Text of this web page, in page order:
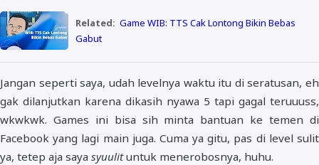
Related: Game WIB: TTS Cak Lontong Bikin Bebas
Gabut
Jangan seperti saya, udah levelnya waktu itu di seratusan, eh
gak dilanjutkan karena dikasih nyawa 5 tapi gagal teruuuss,
wkwkwk. Games ini bisa sih minta bantuan ke temen di
Facebook yang lagi main juga. Cuma ya gitu, pas di level sulit
ya, tetep aja saya syuulituntuk menerobosnya, huhu.